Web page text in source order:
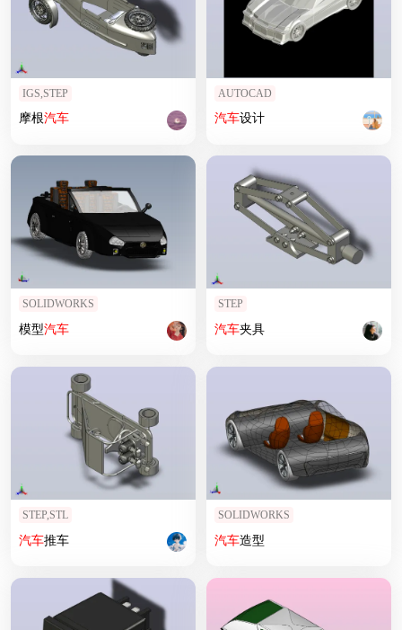
IGS,STEP
摩根汽车
AUTOCAD
汽车设计
SOLIDWORKS
模型汽车
STEP
汽车夹具
STEP,STL
汽车推车
SOLIDWORKS
汽车造型